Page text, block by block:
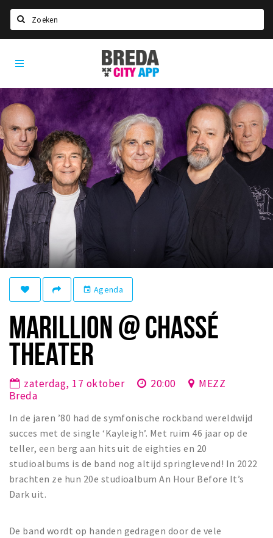
Home
Agenda
Deals
Party pics
Nieuws, interviews & blogs
Eten
Drinken
Slapen
Recreatief
Winkels
Winkelgebieden
Bezienswaardigheden
Musea, theaters & podia
Uitjes & activiteiten
Toeristische routes
Natuurgebieden
Baroniepoorten
Sport
Privacy
Breda
City
App
event Agenda
MARILLION @ CHASSÉ
THEATER
zaterdag, 17 oktober 20:00
MEZZ
Breda
In de jaren ’80 had de symfonische rockband wereldwijd
succes met de single ‘Kayleigh’. Met ruim 46 jaar op de
teller, een berg aan hits uit de eighties en 20
studioalbums is de band nog altijd springlevend! In 2022
brachten ze hun 20e studioalbum An Hour Before It’s
Dark uit.
De band wordt op handen gedragen door de vele